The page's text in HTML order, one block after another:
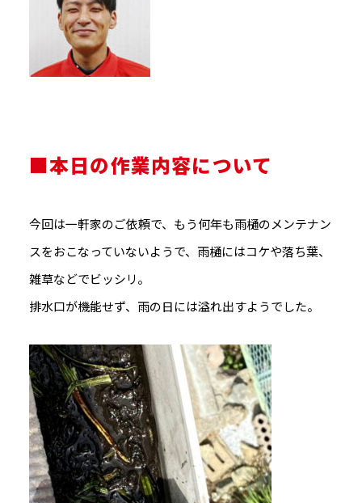
■本日の作業内容について
今回は一軒家のご依頼で、もう何年も雨樋のメンテナン
スをおこなっていないようで、雨樋にはコケや落ち葉、
雑草などでビッシリ。
排水口が機能せず、雨の日には溢れ出すようでした。